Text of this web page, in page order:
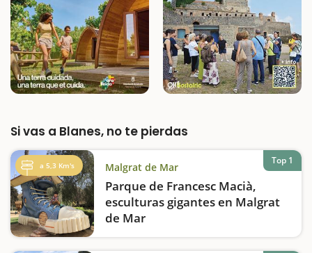
Si vas a Blanes, no te pierdas
a 5,3 Km's Malgrat de Mar
Parque de Francesc Macià,
esculturas gigantes en Malgrat
de Mar
Con una entrada con forma de castillo
enorme, el parque de Francesc Macià de
Top 1